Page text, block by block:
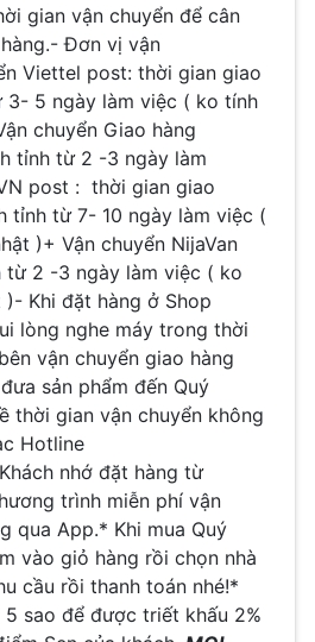
gian vận chuyển để cân
Đơn vị vận
Viettel post: thời gian giao
3- 5 ngày làm việc ( ko tính
chuyển Giao hàng
tỉnh từ 2 -3 ngày làm
post : thời gian giao
tỉnh từ 7- 10 ngày làm việc (
)+ Vận chuyển NijaVan
từ 2 -3 ngày làm việc ( ko
Khi đặt hàng ở Shop
lòng nghe máy trong thời
vận chuyển giao hàng
sản phẩm đến Quý
thời gian vận chuyển không
Hotline
nhớ đặt hàng từ
trình miễn phí vận
qua App.* Khi mua Quý
vào giỏ hàng rồi chọn nhà
cầu rồi thanh toán nhé!*
sao để được triết khấu 2%